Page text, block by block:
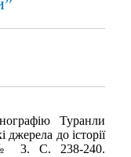
Туранли
до історії
3. С. 238-240.